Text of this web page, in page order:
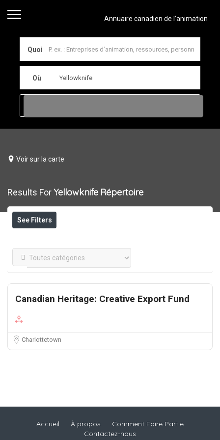
Annuaire canadien de l’animation
Quoi
Où
Voir sur la carte
Results ForYellowknife Répertoire
See Filters
Canadian Heritage: Creative Export Fund
Charlottetown
Accueil À propos
Comment Faire Partie
Contactez-nous